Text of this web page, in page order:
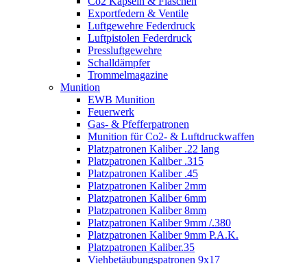
Exportfedern & Ventile
Luftgewehre Federdruck
Luftpistolen Federdruck
Pressluftgewehre
Schalldämpfer
Trommelmagazine
Munition
EWB Munition
Feuerwerk
Gas- & Pfefferpatronen
Munition für Co2- & Luftdruckwaffen
Platzpatronen Kaliber .22 lang
Platzpatronen Kaliber .315
Platzpatronen Kaliber .45
Platzpatronen Kaliber 2mm
Platzpatronen Kaliber 6mm
Platzpatronen Kaliber 8mm
Platzpatronen Kaliber 9mm /.380
Platzpatronen Kaliber 9mm P.A.K.
Platzpatronen Kaliber.35
Viehbetäubungspatronen 9x17